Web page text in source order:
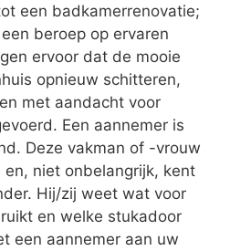
een badkamerrenovatie;
beroep op ervaren
ervoor dat de mooie
opnieuw schitteren,
met aandacht voor
Een aannemer is
Deze vakman of -vrouw
niet onbelangrijk, kent
Hij/zij weet wat voor
en welke stukadoor
een aannemer aan uw